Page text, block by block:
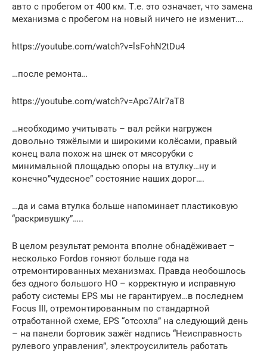
авто с пробегом от 400 км. Т.е. это означает, что замена
механизма с пробегом на новый ничего не изменит….
https://youtube.com/watch?v=lsFohN2tDu4
…после ремонта…
https://youtube.com/watch?v=Apc7AIr7aT8
…необходимо учитывать – вал рейки нагружен
довольно тяжёлыми и широкими колёсами, правый
конец вала похож на шнек от мясорубки с
минимальной площадью опоры на втулку…ну и
конечно”чудесное” состояние наших дорог….
…да и сама втулка больше напоминает пластиковую
“раскривушку”…..
В целом результат ремонта вполне обнадёживает –
несколько Fordов гоняют больше года на
отремонтированных механизмах. Правда необошлось
без одного большого НО – корректную и исправную
работу системы EPS мы не гарантируем…в последнем
Focus III, отремонтированным по стандартной
отработанной схеме, EPS “отсохла” на следующий день
– на панели бортовик зажёг надпись “Неисправность
рулевого управления”, электроусилитель работать